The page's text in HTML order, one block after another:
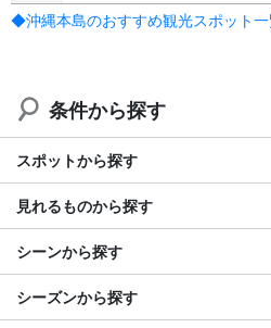
◆沖縄本島のおすすめ観光スポット
条件から探す
スポットから探す
見れるものから探す
シーンから探す
シーズンから探す